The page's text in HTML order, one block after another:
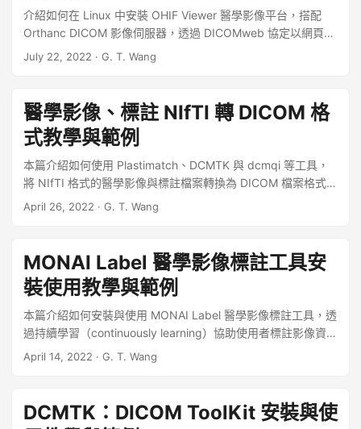
介紹如何在 Linux 中安裝 OHIF Viewer 醫學影像平台，搭配
Orthanc DICOM 影像伺服器，透過 DICOMweb 協定以網頁瀏
覽 DICOM 醫學影像。 OHIF Viewer 是 Open Health Imaging
Cornerstone.js 函式庫，並支援標準的 DICOMweb 協定，可
用於發展各種醫學影像應用。 ...
July 22, 2022 · G. T. Wang
醫學影像、標註 NIfTI 轉 DICOM 格
式教學與範例
本篇介紹如何使用 Plastimatch、DCMTK 與 dcmqi 等工具，
將 NIfTI 格式的醫學影像與標註檔案轉換為 DICOM 檔案格式。
醫學影像 NIfTI 轉 DICOM 格式 若要將 NIfTI 格式（*.nii 或
用 DCMTK 工具，以下是操作教學。 ...
April 26, 2022 · G. T. Wang
MONAI Label 醫學影像標註工具安
裝使用教學與範例
本篇介紹如何安裝與使用 MONAI Label 醫學影像標註工具，透
過持續學習（continuously learning）協助使用者標註影像資
料。 ...
April 14, 2022 · G. T. Wang
DCMTK：DICOM ToolKit 安裝與使